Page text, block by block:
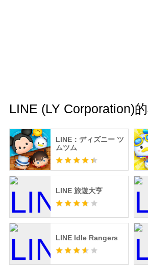
LINE (LY Corporation)
LINE：ディズニー ツ
ムツム
LINE 旅遊大亨
LINE Idle Rangers